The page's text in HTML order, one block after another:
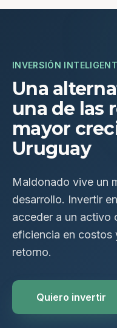
INVERSIÓN
Una
una de las
mayor
Uruguay
Maldonado vive un
desarrollo. Invertir
acceder a un activo
eficiencia en costos
retorno.
Quiero invertir